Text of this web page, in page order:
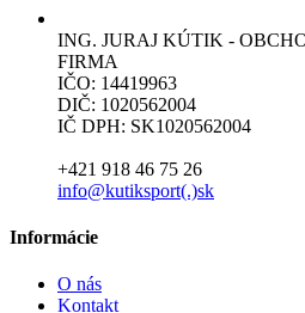
ING. JURAJ KÚTIK -
FIRMA
IČO: 14419963
DIČ: 1020562004
IČ DPH: SK1020562004
+421 918 46 75 26
info@kutiksport(.)sk
Informácie
O nás
Kontakt